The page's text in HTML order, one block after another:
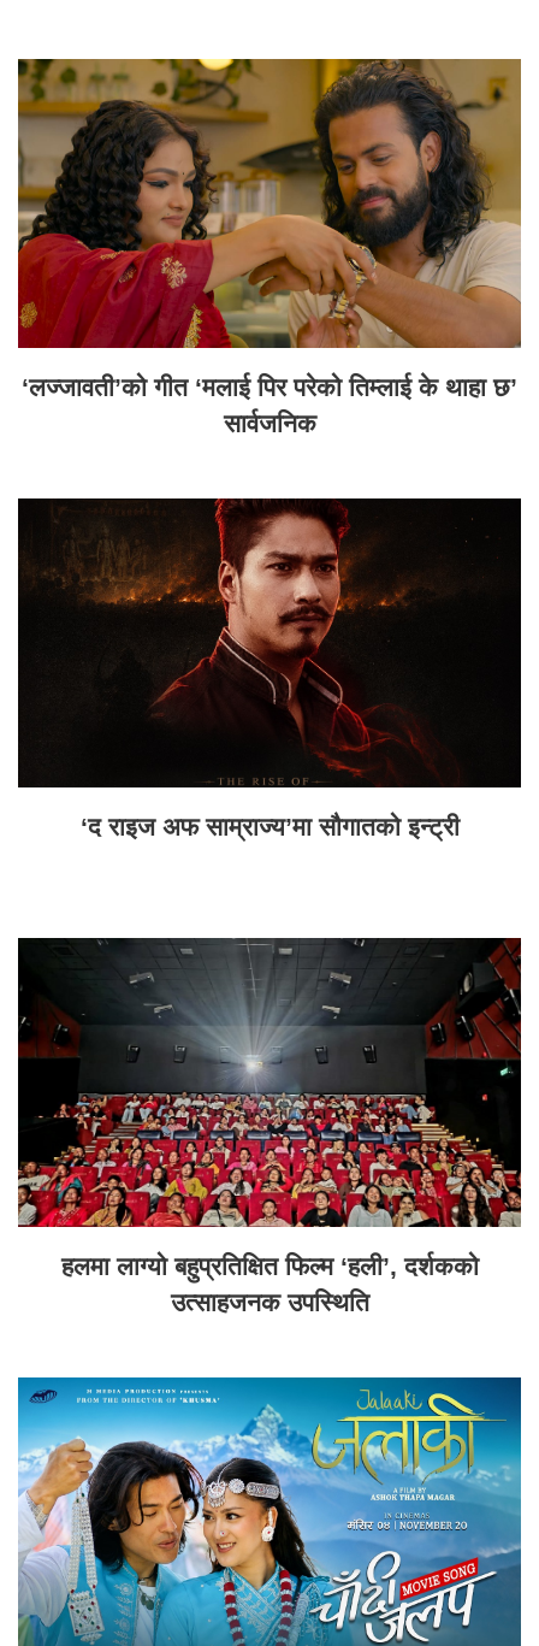
‘लज्जावती’को गीत ‘मलाई पिर परेको तिम्लाई के थाहा छ’
सार्वजनिक
‘द राइज अफ साम्राज्य’मा सौगातको इन्ट्री
हलमा लाग्यो बहुप्रतिक्षित फिल्म ‘हली’, दर्शकको
उत्साहजनक उपस्थिति